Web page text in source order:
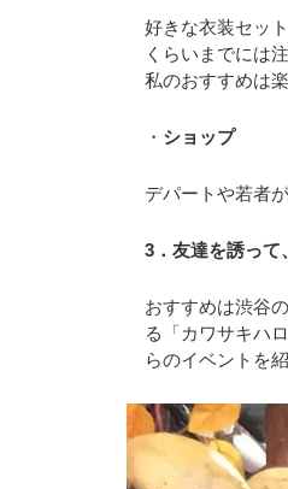
好きな衣装セッ
くらいまでには
私のおすすめは
・ ショップ
デパートや若者
3．友達を誘って
おすすめは渋谷
る「カワサキハ
らのイベントを